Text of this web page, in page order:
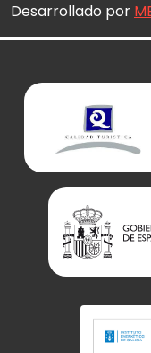
Desarrollado por